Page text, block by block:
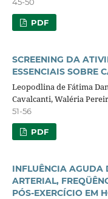
PDF
SCREENING DA
ESSENCIAIS SOBRE
Leopodlina de Fátima
Cavalcanti, Waléria
51-56
PDF
INFLUÊNCIA AGUDA
ARTERIAL,
PÓS-EXERCÍCIO EM